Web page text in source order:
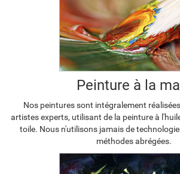
Peinture à la
Nos peintures sont intégralement
artistes experts, utilisant de la peinture à
toile. Nous n'utilisons jamais de
méthodes abrégées.